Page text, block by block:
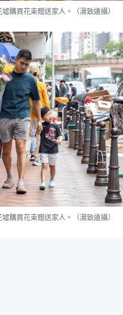
購買花束贈送家人。（湯致遠攝）
購買花束贈送家人。（湯致遠攝）